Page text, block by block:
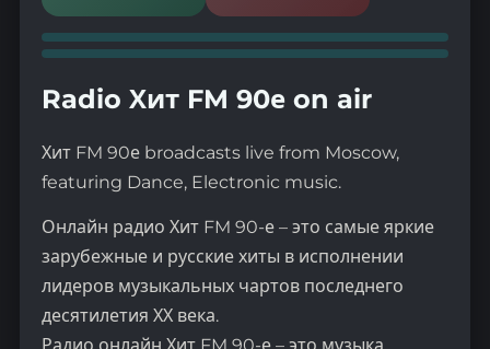
Radio Хит FM 90е on air
Хит FM 90е broadcasts live from Moscow,
featuring Dance, Electronic music.
Онлайн радио Хит FM 90-е – это самые яркие
зарубежные и русские хиты в исполнении
лидеров музыкальных чартов последнего
десятилетия ХХ века.